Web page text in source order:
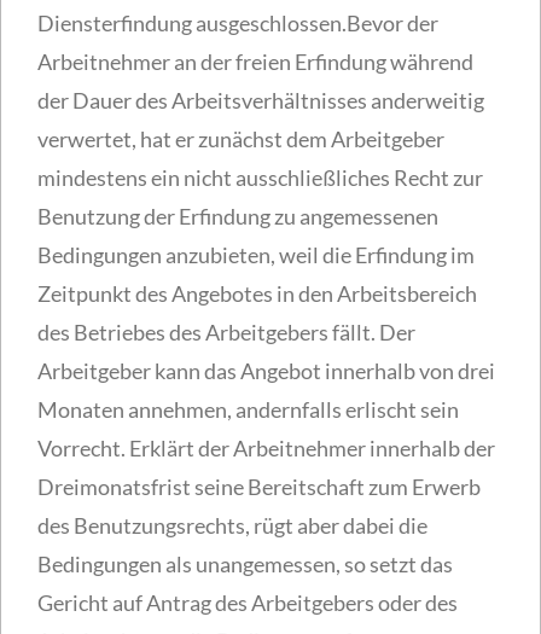
Diensterfindung ausgeschlossen.Bevor der
Arbeitnehmer an der freien Erfindung während
der Dauer des Arbeitsverhältnisses anderweitig
verwertet, hat er zunächst dem Arbeitgeber
mindestens ein nicht ausschließliches Recht zur
Benutzung der Erfindung zu angemessenen
Bedingungen anzubieten, weil die Erfindung im
Zeitpunkt des Angebotes in den Arbeitsbereich
des Betriebes des Arbeitgebers fällt. Der
Arbeitgeber kann das Angebot innerhalb von drei
Monaten annehmen, andernfalls erlischt sein
Vorrecht. Erklärt der Arbeitnehmer innerhalb der
Dreimonatsfrist seine Bereitschaft zum Erwerb
des Benutzungsrechts, rügt aber dabei die
Bedingungen als unangemessen, so setzt das
Gericht auf Antrag des Arbeitgebers oder des